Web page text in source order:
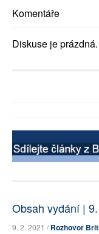
Komentáře
Diskuse je prázdná.
Obsah vydání |
9. 2. 2021 /Rozhovor